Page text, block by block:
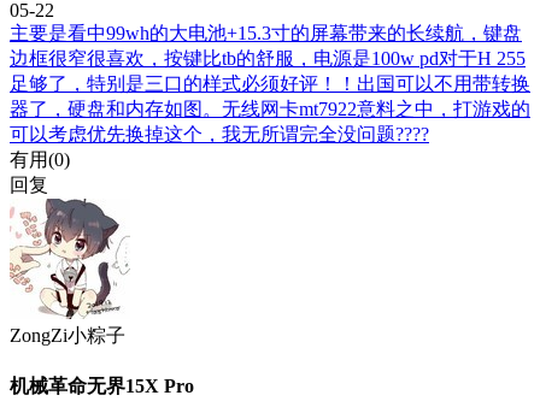
05-22
主要是看中99wh的大电池+15.3寸的屏幕带来的长续航，键盘
边框很窄很喜欢，按键比tb的舒服，电源是100w pd对于H 255
足够了，特别是三口的样式必须好评！！出国可以不用带转换
器了，硬盘和内存如图。无线网卡mt7922意料之中，打游戏的
可以考虑优先换掉这个，我无所谓完全没问题????
有用(0)
回复
ZongZi小粽子
机械革命无界15X Pro